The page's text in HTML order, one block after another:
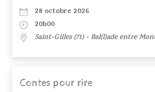
28 octobre 2026
20h00
Saint-Gilles (71) - Bal(l)ade entre
Contes pour rire